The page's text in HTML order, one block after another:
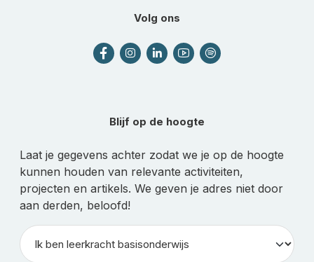
Volg ons
Blijf op de hoogte
Laat je gegevens achter zodat we je op de hoogte
kunnen houden van relevante activiteiten,
projecten en artikels. We geven je adres niet door
aan derden, beloofd!